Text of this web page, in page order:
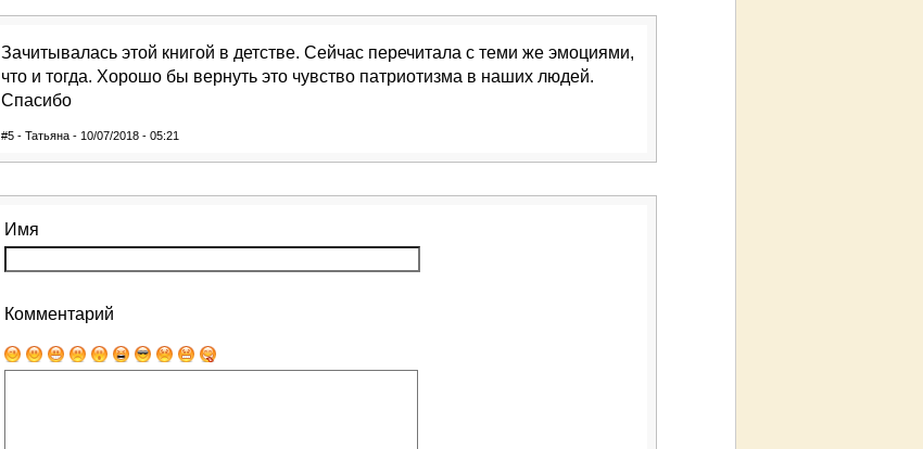
Зачитывалась этой книгой в детстве. Сейчас перечитала с теми же эмоциями,
что и тогда. Хорошо бы вернуть это чувство патриотизма в наших людей.
Спасибо
#5 - Татьяна - 10/07/2018 - 05:21
Имя
Комментарий